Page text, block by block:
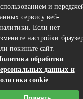
Карта сайта
сайта:
и
сервису веб-
Если нет —
настройки
покиньте сайт.
обработки
данных и
cookie